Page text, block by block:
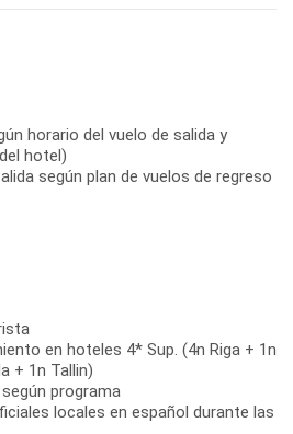
horario del vuelo de salida y
hotel)
según plan de vuelos de regreso
en hoteles 4* Sup. (4n Riga + 1n
+ 1n Tallin)
programa
locales en español durante las